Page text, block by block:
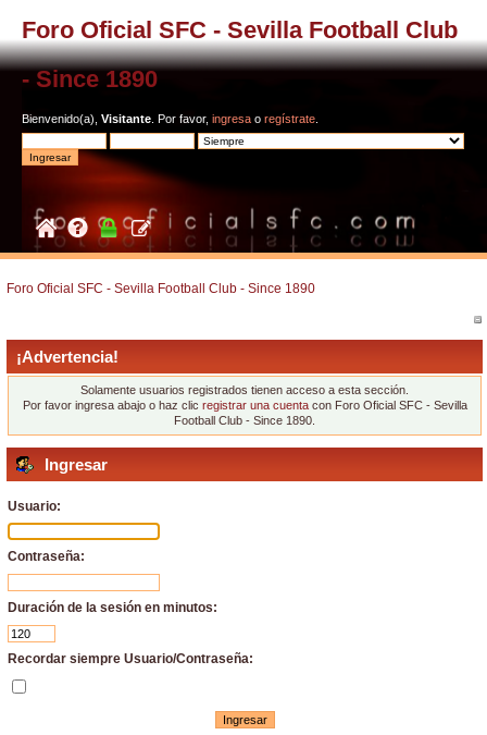
Foro Oficial SFC - Sevilla Football Club
- Since 1890
Bienvenido(a), Visitante . Por favor, ingresa o regístrate
Foro Oficial SFC - Sevilla Football Club - Since 1890
¡Advertencia!
Solamente usuarios registrados tienen acceso a esta sección.
Por favor ingresa abajo o haz clic registrar una cuentacon Foro Oficial SFC - Sevilla
Football Club - Since 1890.
Ingresar
Usuario:
Contraseña:
Duración de la sesión en minutos:
Recordar siempre Usuario/Contraseña: